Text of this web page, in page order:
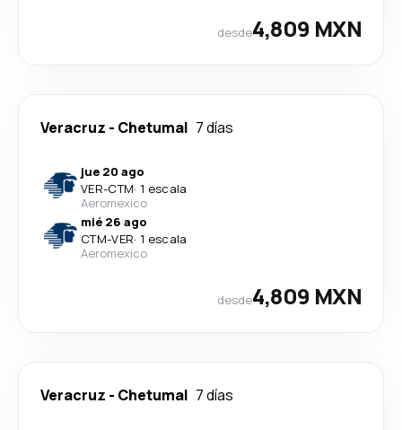
desde4,809 MXN
Veracruz - Chetumal 7 días
jue 20 ago
VER-CTM· 1 escala
Aeromexico
mié 26 ago
CTM-VER· 1 escala
Aeromexico
desde4,809 MXN
Veracruz - Chetumal 7 días